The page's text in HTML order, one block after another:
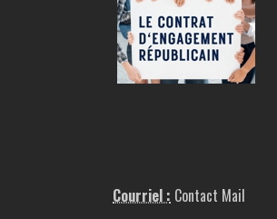
Courriel : Contact Mail